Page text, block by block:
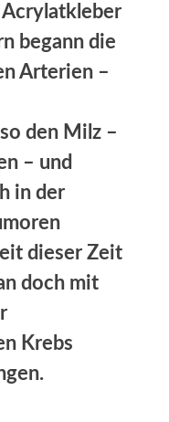
begann die
Arterien –
den Milz –
– und
in der
dieser Zeit
doch mit
Krebs